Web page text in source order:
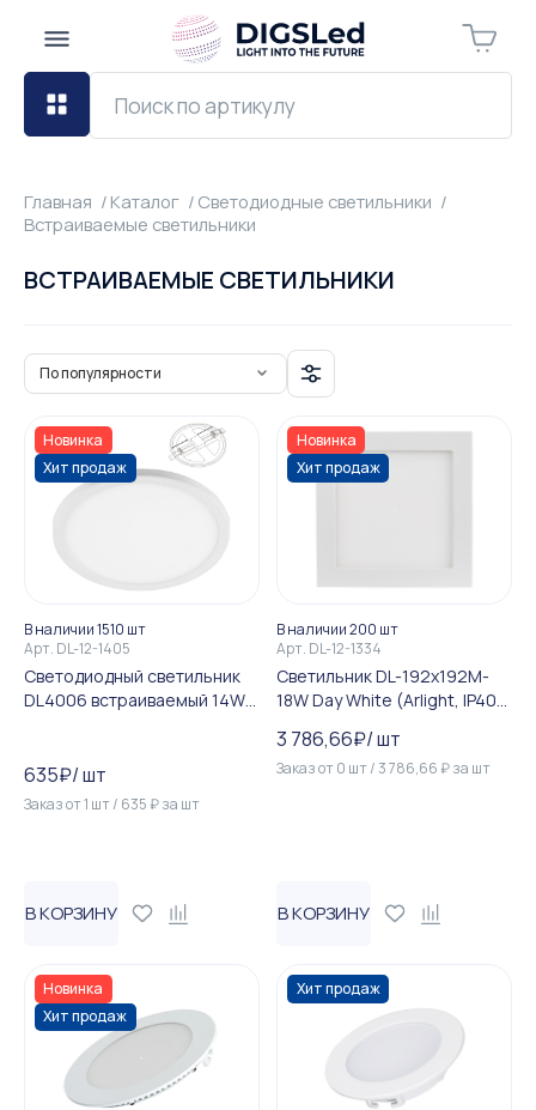
Главная Каталог
Светодиодные светильники
Встраиваемые светильники
ВСТРАИВАЕМЫЕ СВЕТИЛЬНИКИ
По популярности
Новинка
Хит продаж
В наличии 1510 шт
Арт. DL-12-1405
Светодиодный светильник
DL4006 встраиваемый 14W
635₽/шт
Заказ от1 шт/ 635 ₽за шт
В КОРЗИНУ
Новинка
Хит продаж
В наличии 200 шт
Арт. DL-12-1334
Светильник DL-192x192M-
18W Day White (Arlight, IP40
3 786,66₽/шт
Заказ от0 шт/3 786,66 ₽за шт
В КОРЗИНУ
Новинка
Хит продаж
Хит продаж